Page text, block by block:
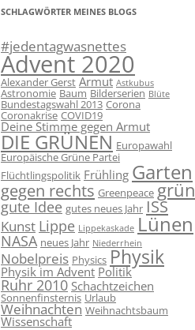
SCHLAGWÖRTER MEINES BLOGS
#jedentagwasnettes
Advent 2020
Alexander Gerst Armut Astkubus
Astronomie Baum Bilderserien Blüte
Bundestagswahl 2013 Corona
Coronakrise COVID19
Deine Stimme gegen Armut
DIE GRÜNEN Europawahl
Europäische Grüne Partei
Flüchtlingspolitik Frühling Garten
gegen rechts Greenpeace grün
gute Idee gutes neues Jahr ISS
Kunst Lippe Lippekaskade Lünen
NASA neues Jahr Niederrhein
Nobelpreis Physics Physik
Physik im Advent Politik
Ruhr 2010 Schachtzeichen
Sonnenfinsternis Urlaub
Weihnachten Weihnachtsbaum
Wissenschaft